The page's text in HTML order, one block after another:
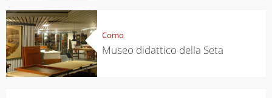
Como
Museo didattico della Seta